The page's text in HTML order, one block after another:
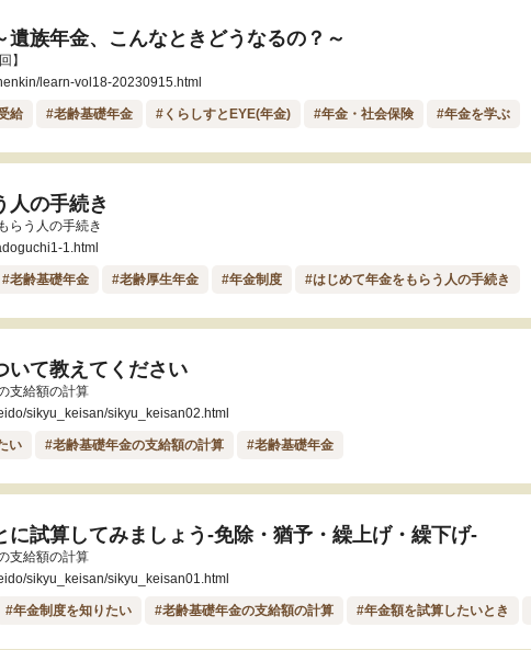
族年金、こんなときどうなるの？～
】
learn-vol18-20230915.html
給 #老齢基礎年金 #くらしすとEYE(年金) #年金・社会保険 #年金を学ぶ
人の手続き
らう人の手続き
1.html
#老齢基礎年金 #老齢厚生年金 #年金制度 #はじめて年金をもらう人の手続き
いて教えてください
支給額の計算
sikyu_keisan/sikyu_keisan02.html
い #老齢基礎年金の支給額の計算 #老齢基礎年金
に試算してみましょう-免除・猶予・繰上げ・繰下げ-
支給額の計算
sikyu_keisan/sikyu_keisan01.html
#年金制度を知りたい #老齢基礎年金の支給額の計算 #年金額を試算したいとき